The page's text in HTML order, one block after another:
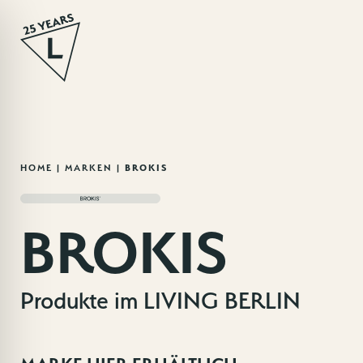
Zum
springen
HOME |MARKEN |BROKIS
BROKIS
Produkte im LIVING BERLIN